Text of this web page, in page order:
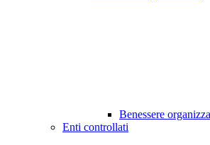
Benessere
Enti controllati